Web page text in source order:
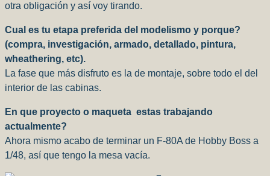
otra obligación y así voy tirando.
Cual es tu etapa preferida del modelismo y porque?
(compra, investigación, armado, detallado, pintura,
wheathering, etc).
La fase que más disfruto es la de montaje, sobre todo el del
interior de las cabinas.
En que proyecto o maqueta estas trabajando
actualmente?
Ahora mismo acabo de terminar un F-80A de Hobby Boss a
1/48, así que tengo la mesa vacía.